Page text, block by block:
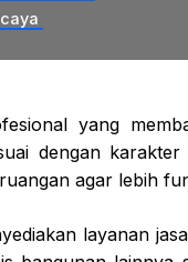
yang
dengan
agar lebih
layanan